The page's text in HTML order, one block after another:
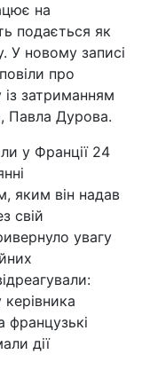
на
подається як
У новому записі
про
затриманням
Павла Дурова.
у Франції 24
яким він надав
свій
увагу
французькі
дії